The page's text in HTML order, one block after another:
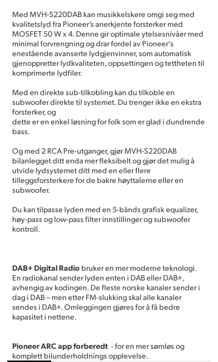
Med MVH-S220DAB kan musikkelskere omgi seg med
kvalitetslyd fra Pioneer’s anerkjente forsterker med
MOSFET 50 W x 4. Denne gir optimale ytelsesnivåer med
minimal forvrengning og drar fordel av Pioneer's
enestående avanserte lydgjenvinner, som automatisk
gjenoppretter lydkvaliteten, oppsettingen og tettheten til
komprimerte lydfiler.
Med en direkte sub-tilkobling kan du tilkoble en
subwoofer direkte til systemet. Du trenger ikke en ekstra
forsterker, og
dette er en enkel løsning for folk som er glad i dundrende
bass.
Og med 2 RCA Pre-utganger, gjør MVH-S220DAB
bilanlegget ditt enda mer fleksibelt og gjør det mulig å
utvide lydsystemet ditt med en eller flere
tilleggsforsterkere for de bakre høyttalerne eller en
subwoofer.
Du kan tilpasse lyden med en 5-bånds grafisk equalizer,
høy-pass og low-pass filter innstillinger og subwoofer
kontroll.
DAB+ Digital Radio bruker en mer moderne teknologi.
En radiokanal sender lyden enten i DAB eller DAB+,
avhengig av kodingen. De fleste norske kanaler sender i
dag i DAB – men etter FM-slukking skal alle kanaler
sendes i DAB+. Omleggingen gjøres for å få bedre
kapasitet i nettene.
Pioneer ARC app forberedt - for en mer sømløs og
komplett bilunderholdnings opplevelse.